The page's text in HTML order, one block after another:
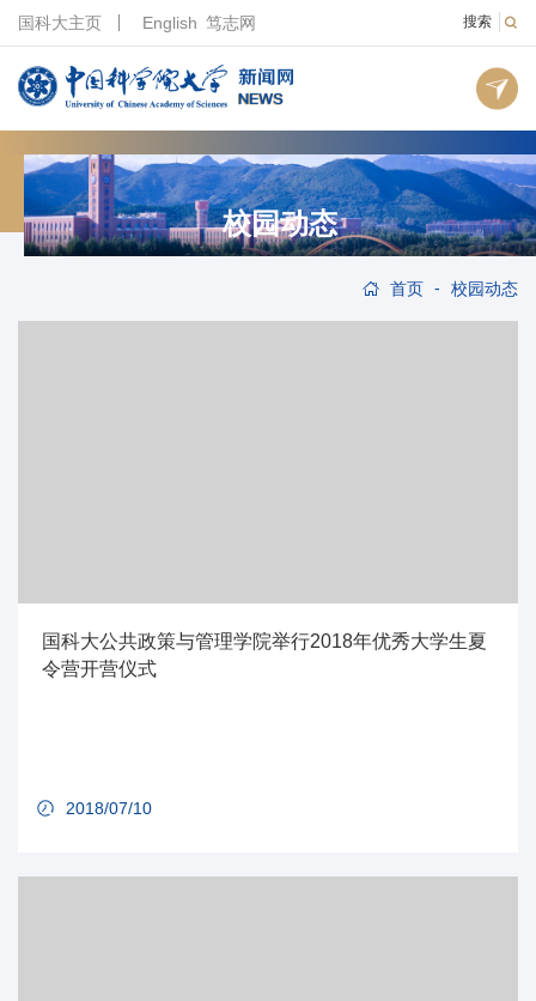
搜索
国科大主页 English 笃志网
校园动态
首页 - 校园动态
国科大公共政策与管理学院举行2018年优秀大学生夏
令营开营仪式
2018/07/10